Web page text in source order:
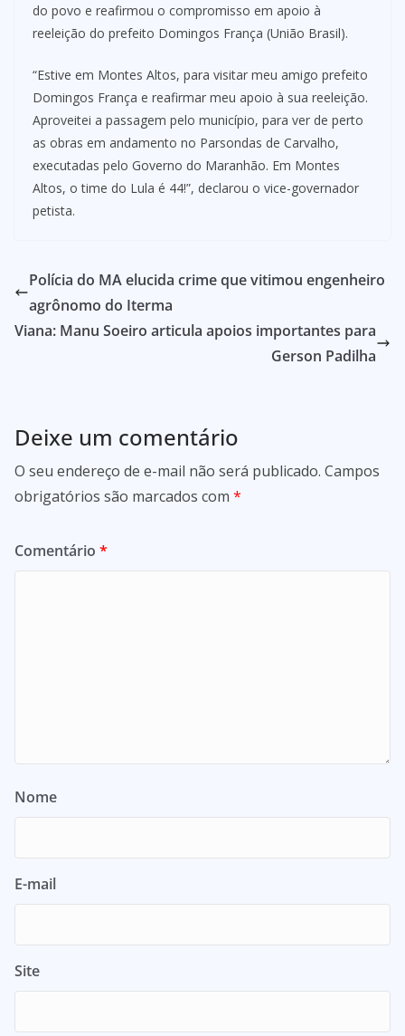
do povo e reafirmou o compromisso em apoio à
reeleição do prefeito Domingos França (União Brasil).
“Estive em Montes Altos, para visitar meu amigo prefeito
Domingos França e reafirmar meu apoio à sua reeleição.
Aproveitei a passagem pelo município, para ver de perto
as obras em andamento no Parsondas de Carvalho,
executadas pelo Governo do Maranhão. Em Montes
Altos, o time do Lula é 44!”, declarou o vice-governador
petista.
Polícia do MA elucida crime que vitimou engenheiro
agrônomo do Iterma
Viana: Manu Soeiro articula apoios importantes para
Gerson Padilha
Deixe um comentário
O seu endereço de e-mail não será publicado. Campos
obrigatórios são marcados com *
Comentário *
Nome
E-mail
Site